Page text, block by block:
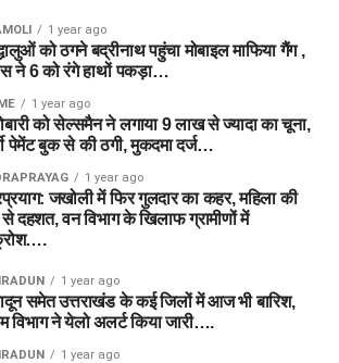
1 year ago
को ठगने बद्रीनाथ पहुंचा मोबाइल माफिया गैंग ,
ने 6 को रंगे हाथों पकड़ा…
1 year ago
को सेल्समैन ने लगाया 9 लाख से ज्यादा का चूना,
पेमेंट बुक से की ठगी, मुकदमा दर्ज…
1 year ago
जखोली में फिर गुलदार का कहर, महिला की
से दहशत, वन विभाग के खिलाफ ग्रामीणों में
1 year ago
समेत उत्तराखंड के कई जिलों में आज भी बारिश,
विभाग ने येलो अलर्ट किया जारी….
1 year ago